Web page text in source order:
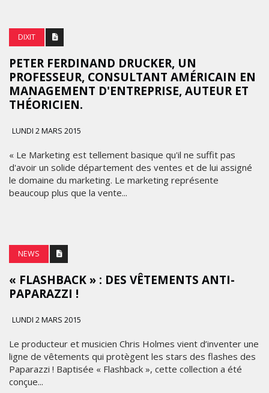
DIXIT
PETER FERDINAND DRUCKER, UN
PROFESSEUR, CONSULTANT AMÉRICAIN EN
MANAGEMENT D'ENTREPRISE, AUTEUR ET
THÉORICIEN.
LUNDI 2 MARS 2015
« Le Marketing est tellement basique qu'il ne suffit pas
d'avoir un solide département des ventes et de lui assigné
le domaine du marketing. Le marketing représente
beaucoup plus que la vente...
NEWS
« FLASHBACK » : DES VÊTEMENTS ANTI-
PAPARAZZI !
LUNDI 2 MARS 2015
Le producteur et musicien Chris Holmes vient d’inventer une
ligne de vêtements qui protègent les stars des flashes des
Paparazzi ! Baptisée « Flashback », cette collection a été
conçue...